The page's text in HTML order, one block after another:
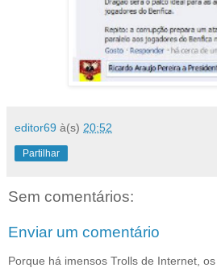
editor69 à(s) 20:52
Partilhar
Sem comentários:
Enviar um comentário
Porque há imensos Trolls de Internet, os